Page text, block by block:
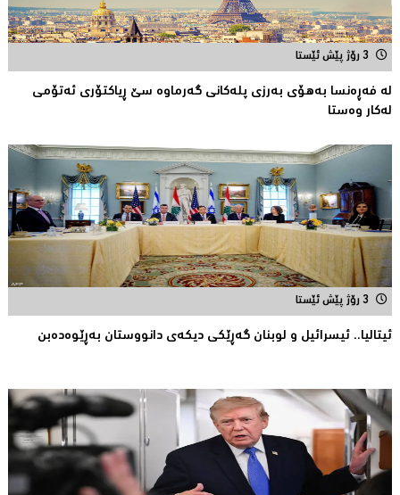
3 رۆژ پێش ئێستا
لە فەڕەنسا بەهۆی بەرزی پلەکانی گەرماوە سێ ڕیاکتۆری ئەتۆمی
له‌كار وه‌ستا
3 رۆژ پێش ئێستا
ئیتالیا.. ئیسرائیل و لوبنان گه‌ڕێكی دیكه‌ی دانووستان به‌ڕێوه‌ده‌بن